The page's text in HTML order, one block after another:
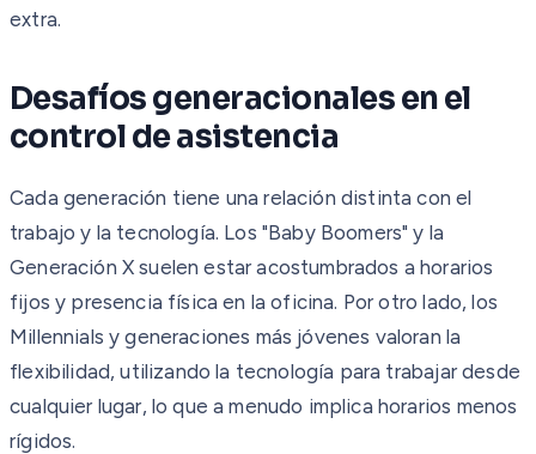
extra.
Desafíos generacionales en el
control de asistencia
Cada generación tiene una relación distinta con el
trabajo y la tecnología. Los "Baby Boomers" y la
Generación X suelen estar acostumbrados a horarios
fijos y presencia física en la oficina. Por otro lado, los
Millennials y generaciones más jóvenes valoran la
flexibilidad, utilizando la tecnología para trabajar desde
cualquier lugar, lo que a menudo implica horarios menos
rígidos.